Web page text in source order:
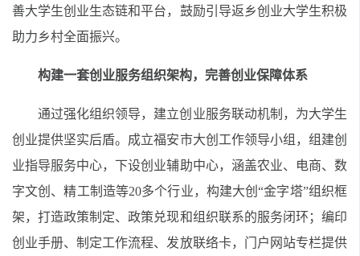
善大学生创业生态链和平台，鼓励引导返乡创业大学生积极
助力乡村全面振兴。
构建一套创业服务组织架构，完善创业保障体系
通过强化组织领导，建立创业服务联动机制，为大学生
创业提供坚实后盾。成立福安市大创工作领导小组，组建创
业指导服务中心，下设创业辅助中心，涵盖农业、电商、数
字文创、精工制造等20多个行业，构建大创“金字塔”组织框
架，打造政策制定、政策兑现和组织联系的服务闭环；编印
创业手册、制定工作流程、发放联络卡，门户网站专栏提供